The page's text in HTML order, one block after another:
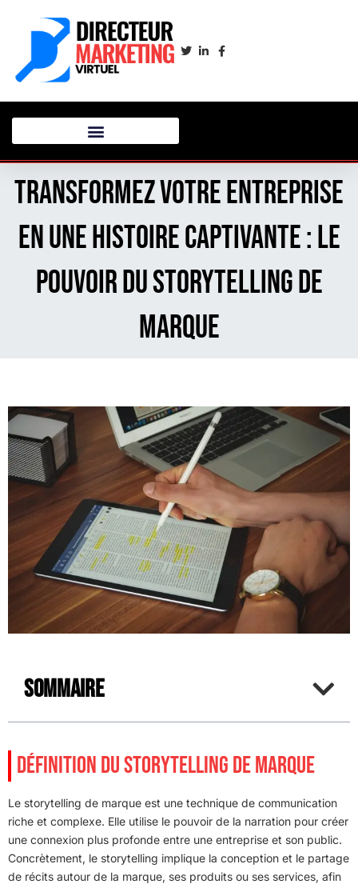
Transformez votre entreprise
en une histoire captivante : le
pouvoir du storytelling de
marque
Sommaire
DÉFINITION DU STORYTELLING DE MARQUE
Le storytelling de marque est une technique de communication
riche et complexe. Elle utilise le pouvoir de la narration pour créer
une connexion plus profonde entre une entreprise et son public.
Concrètement, le storytelling implique la conception et le partage
de récits autour de la marque, ses produits ou ses services, afin